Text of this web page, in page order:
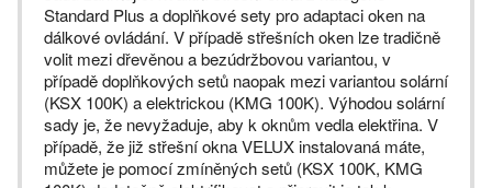
Standard Plus a doplňkové sety pro adaptaci oken na
dálkové ovládání. V případě střešních oken lze tradičně
volit mezi dřevěnou a bezúdržbovou variantou, v
případě doplňkových setů naopak mezi variantou solární
(KSX 100K) a elektrickou (KMG 100K). Výhodou solární
sady je, že nevyžaduje, aby k oknům vedla elektřina. V
případě, že již střešní okna VELUX instalovaná máte,
můžete je pomocí zmíněných setů (KSX 100K, KMG